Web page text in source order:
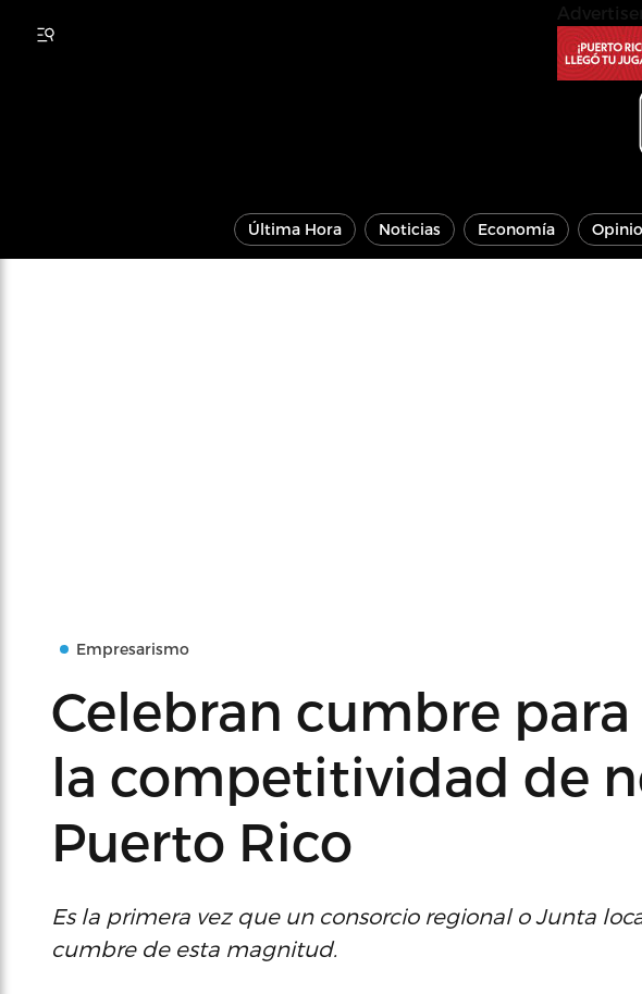
Última Hora Noticias Economía
Empresarismo
Celebran cumbre
la competitividad de
Puerto Rico
Es la primera vez que un consorcio regional o Junta
cumbre de esta magnitud.